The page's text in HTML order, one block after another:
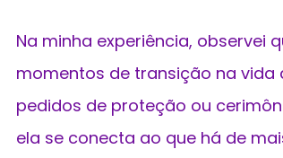
Na minha experiência, observei
momentos de transição na vida
pedidos de proteção ou
ela se conecta ao que há de